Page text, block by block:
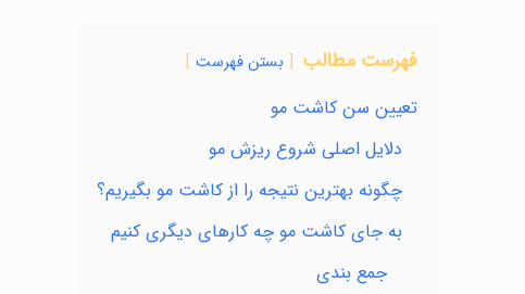
فهرست مطالب بستن فهرست
تعیین سن کاشت مو
دلایل اصلی شروع ریزش مو
چگونه بهترین نتیجه را از کاشت مو بگیریم؟
به جای کاشت مو چه کارهای دیگری کنیم
جمع بندی